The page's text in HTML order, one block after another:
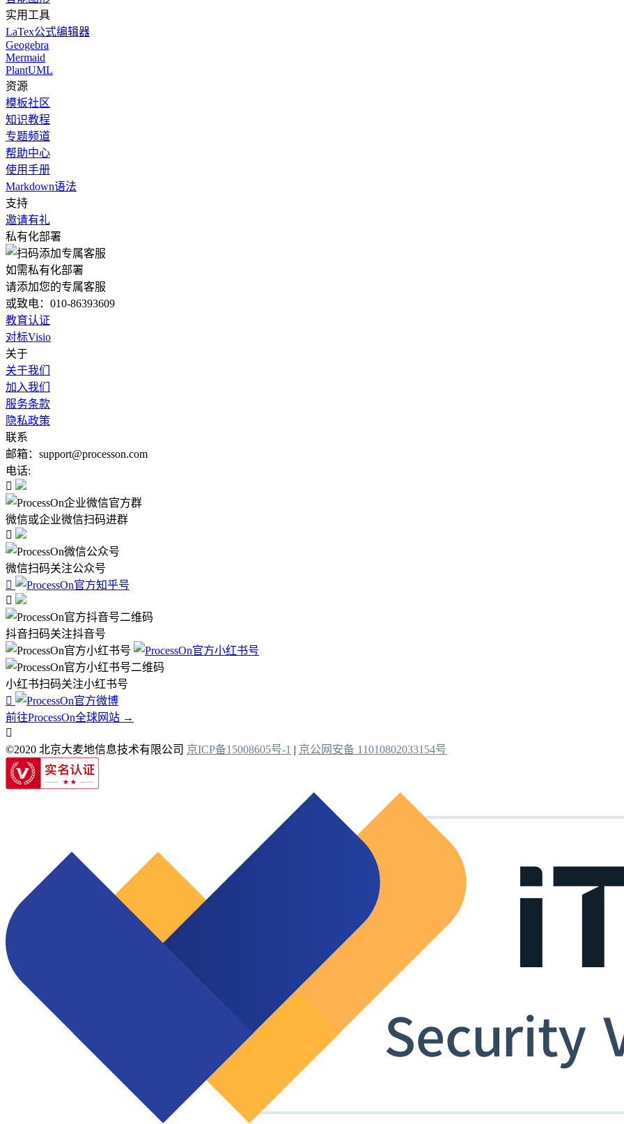
实用工具
LaTex公式编辑器
Geogebra
Mermaid
PlantUML
资源
模板社区
知识教程
专题频道
帮助中心
使用手册
Markdown语法
支持
邀请有礼
私有化部署
如需私有化部署
请添加您的专属客服
或致电：010-86393609
教育认证
对标Visio
关于
关于我们
加入我们
服务条款
隐私政策
联系
邮箱：support@processon.com
电话:

微信或企业微信扫码进群

微信扫码关注公众号


抖音扫码关注抖音号
小红书扫码关注小红书号

前往ProcessOn全球网站 →

©2020 北京大麦地信息技术有限公司 京ICP备15008605号-1 | 京公网安备 11010802033154号